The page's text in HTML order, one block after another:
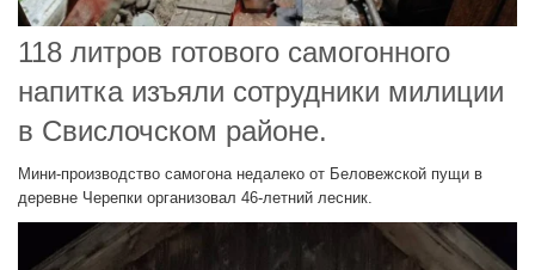
118 литров готового самогонного
напитка изъяли сотрудники милиции
в Свислочском районе.
Мини-производство самогона недалеко от Беловежской пущи в
деревне Черепки организовал 46-летний лесник.